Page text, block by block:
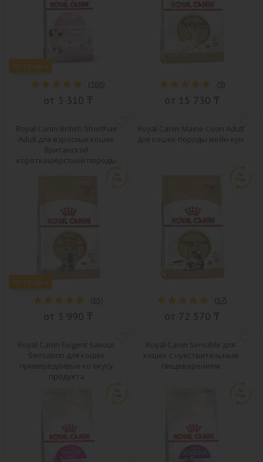
Хит продаж
( 166)
от 3 310 ₸
(9)
от 15 730 ₸
Royal Canin British Shorthair
Adult для взрослых кошек
британской
короткошерстной породы
Хит продаж
(65)
от 3 990 ₸
Royal Canin Maine Coon Adult
для кошек породы мейн-кун
(57)
от 72 570 ₸
Royal Canin Exigent Savour
Sensation для кошек
привередливых ко вкусу
продукта
Royal Canin Sensible для
кошек с чувствительным
пищеварением